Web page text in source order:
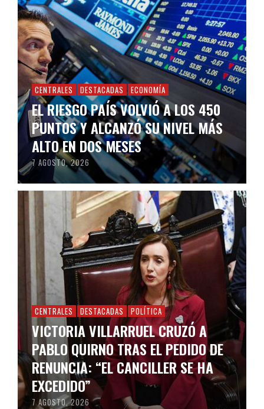
CENTRALES DESTACADAS ECONOMÍA
EL RIESGO PAÍS VOLVIÓ A LOS 450
PUNTOS Y ALCANZÓ SU NIVEL MÁS
ALTO EN DOS MESES
7 AGOSTO, 2026
CENTRALES DESTACADAS POLÍTICA
VICTORIA VILLARRUEL CRUZÓ A
PABLO QUIRNO TRAS EL PEDIDO DE
RENUNCIA: “EL CANCILLER SE HA
EXCEDIDO”
7 AGOSTO, 2026